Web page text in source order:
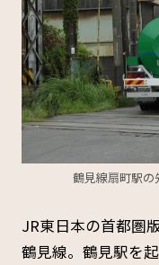
鶴見線扇町駅の
JR東日本の首都圏
鶴見線。鶴見駅を